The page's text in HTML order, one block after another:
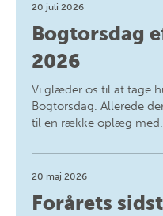
20 juli 2026
Bogtorsdag
2026
Vi glæder os til at tage
Bogtorsdag. Allerede
til en række oplæg
20 maj 2026
Forårets